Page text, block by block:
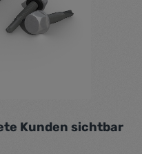
Kunden sichtbar